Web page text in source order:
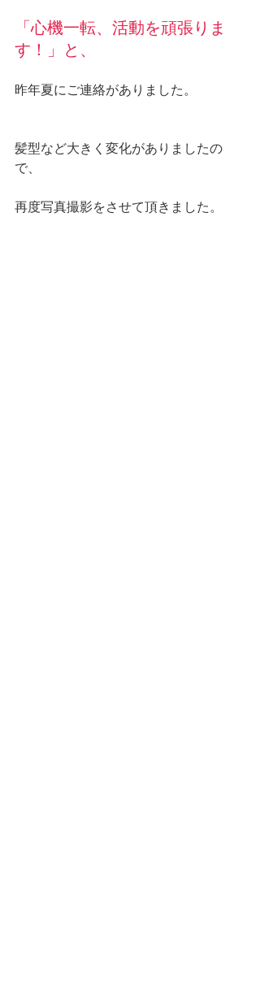
「心機一転、活動を頑張りま
す！」と、
昨年夏にご連絡がありました。
髪型など大きく変化がありましたの
で、
再度写真撮影をさせて頂きました。